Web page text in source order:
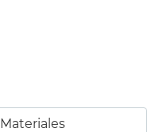
Materiales